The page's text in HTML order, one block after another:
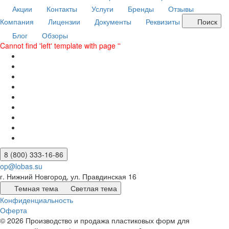
Акции
Контакты Услуги Бренды
Отзывы
Компания
Лицензии Документы Реквизиты
Поиск
Блог
Обзоры
Cannot find 'left' template with page ''
8 (800) 333-16-86
op@lobas.su
г. Нижний Новгород, ул. Правдинская 16
Темная тема
Светлая тема
Конфиденциальность
Оферта
© 2026 Производство и продажа пластиковых форм для